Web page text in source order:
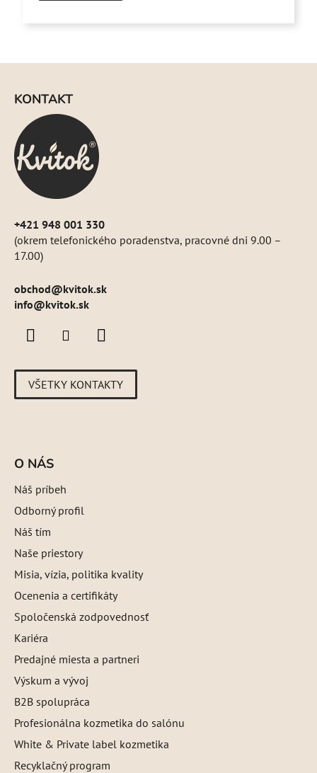
KONTAKT
+421 948 001 330
(okrem telefonického poradenstva, pracovné dni 9.00 –
17.00)
obchod@kvitok.sk
info@kvitok.sk
VŠETKY KONTAKTY
O NÁS
Náš príbeh
Odborný profil
Náš tím
Naše priestory
Misia, vízia, politika kvality
Ocenenia a certifikáty
Spoločenská zodpovednosť
Kariéra
Predajné miesta a partneri
Výskum a vývoj
B2B spolupráca
Profesionálna kozmetika do salónu
White & Private label kozmetika
Recyklačný program